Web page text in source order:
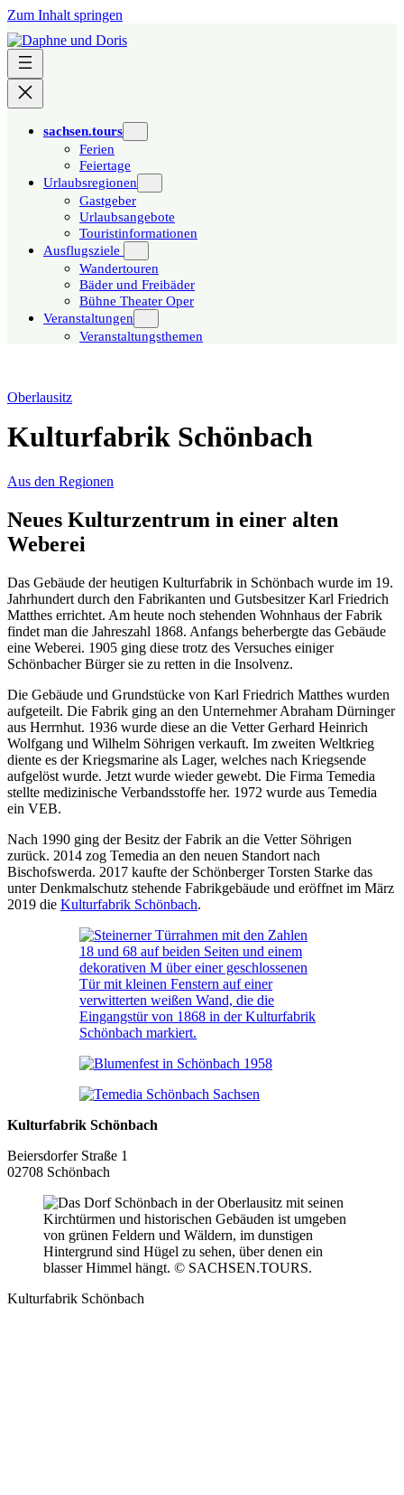
Zum Inhalt springen
sachsen.tours
Ferien
Feiertage
Urlaubsregionen
Gastgeber
Urlaubsangebote
Touristinformationen
Ausflugsziele
Wandertouren
Bäder und Freibäder
Bühne Theater Oper
Veranstaltungen
Veranstaltungsthemen
Oberlausitz
Kulturfabrik Schönbach
Aus den Regionen
Neues Kulturzentrum in einer alten
Weberei
Das Gebäude der heutigen Kulturfabrik in Schönbach wurde im 19.
Jahrhundert durch den Fabrikanten und Gutsbesitzer Karl Friedrich
Matthes errichtet. Am heute noch stehenden Wohnhaus der Fabrik
findet man die Jahreszahl 1868. Anfangs beherbergte das Gebäude
eine Weberei. 1905 ging diese trotz des Versuches einiger
Schönbacher Bürger sie zu retten in die Insolvenz.
Die Gebäude und Grundstücke von Karl Friedrich Matthes wurden
aufgeteilt. Die Fabrik ging an den Unternehmer Abraham Dürninger
aus Herrnhut. 1936 wurde diese an die Vetter Gerhard Heinrich
Wolfgang und Wilhelm Söhrigen verkauft. Im zweiten Weltkrieg
diente es der Kriegsmarine als Lager, welches nach Kriegsende
aufgelöst wurde. Jetzt wurde wieder gewebt. Die Firma Temedia
stellte medizinische Verbandsstoffe her. 1972 wurde aus Temedia
ein VEB.
Nach 1990 ging der Besitz der Fabrik an die Vetter Söhrigen
zurück. 2014 zog Temedia an den neuen Standort nach
Bischofswerda. 2017 kaufte der Schönberger Torsten Starke das
unter Denkmalschutz stehende Fabrikgebäude und eröffnet im März
2019 die Kulturfabrik Schönbach.
Kulturfabrik Schönbach
Beiersdorfer Straße 1
02708 Schönbach
Kulturfabrik Schönbach